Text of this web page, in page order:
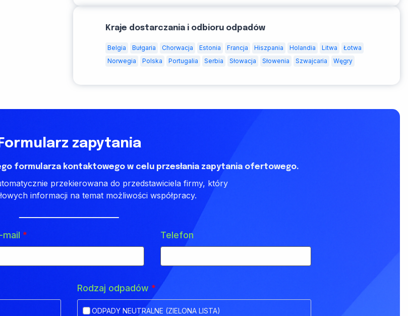
Kraje dostarczania i odbioru odpadów
Belgia Bułgaria Chorwacja Estonia Francja Hiszpania Holandia Litwa
Łotwa
Norwegia
Polska Portugalia Serbia Słowacja Słowenia Szwajcaria Węgry
Formularz zapytania
formularza kontaktowego w celu przesłania zapytania ofertowego.
przekierowana do przedstawiciela firmy, który
informacji na temat możliwości współpracy.
mail * Telefon
Rodzaj odpadów *
ODPADY NEUTRALNE (ZIELONA LISTA)